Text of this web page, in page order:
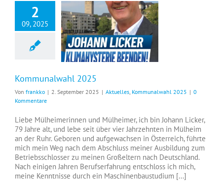
2
09, 2025
Kommunalwahl 2025
Von frankko | 2. September 2025 | Aktuelles Kommunalwahl 2025 | 0
Kommentare
Liebe Mülheimerinnen und Mülheimer, ich bin Johann Licker,
79 Jahre alt, und lebe seit über vier Jahrzehnten in Mülheim
an der Ruhr. Geboren und aufgewachsen in Österreich, führte
mich mein Weg nach dem Abschluss meiner Ausbildung zum
Betriebsschlosser zu meinen Großeltern nach Deutschland.
Nach einigen Jahren Berufserfahrung entschloss ich mich,
meine Kenntnisse durch ein Maschinenbaustudium [...]